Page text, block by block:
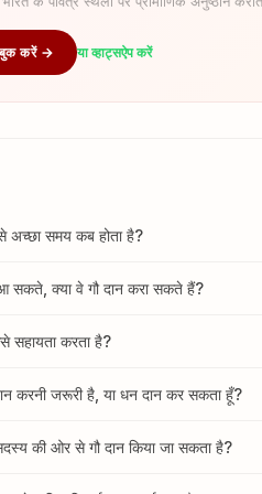
बुक करें → या व्हाट्सऐप करें
अच्छा समय कब होता है?
सकते, क्या वे गौ दान करा सकते हैं?
सहायता करता है?
करनी जरूरी है, या धन दान कर सकता हूँ?
की ओर से गौ दान किया जा सकता है?